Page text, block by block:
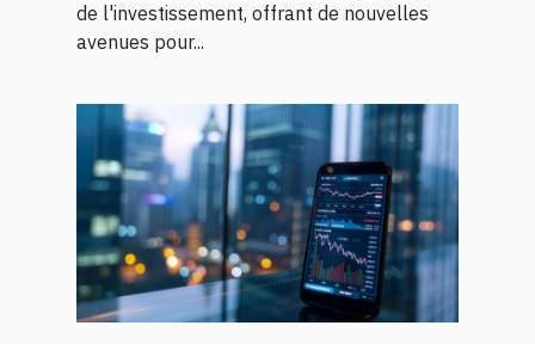
de l'investissement, offrant de nouvelles
avenues pour...